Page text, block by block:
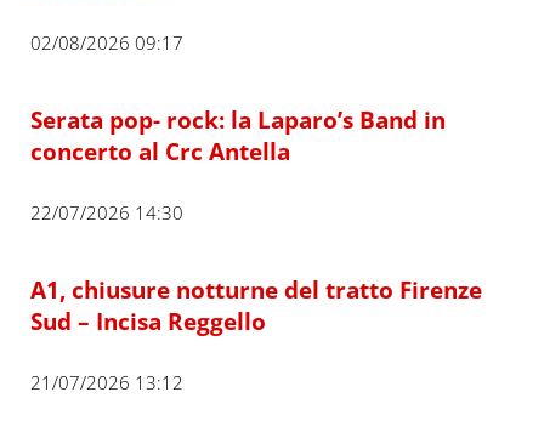
02/08/2026 09:17
Serata pop- rock: la Laparo’s Band in
concerto al Crc Antella
22/07/2026 14:30
A1, chiusure notturne del tratto Firenze
Sud – Incisa Reggello
21/07/2026 13:12